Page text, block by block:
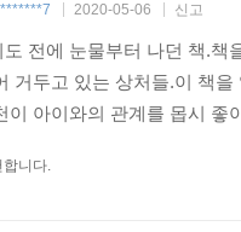
2020-05-06 신고
전에 눈물부터 나던 책.
거두고 있는 상처들.이 책
이 아이와의 관계를 몹시
합니다.